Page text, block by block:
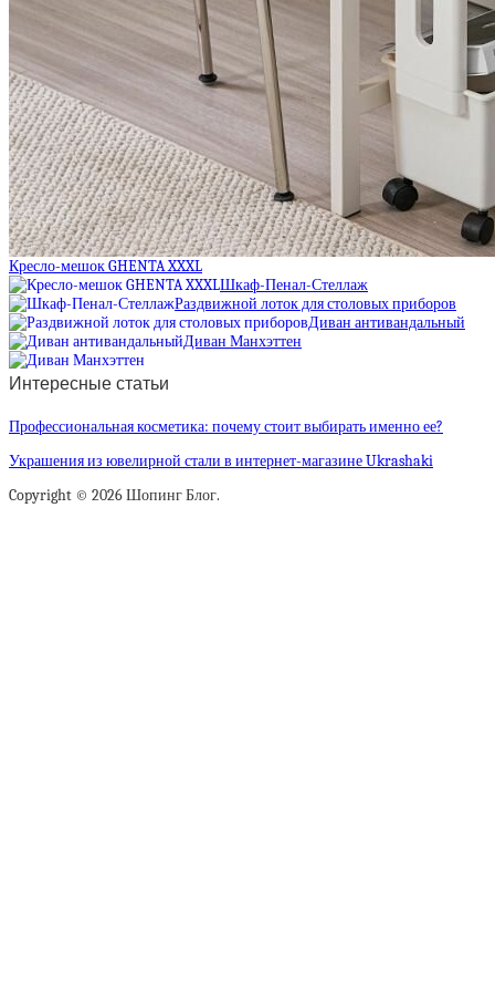
Кресло-мешок GHENTA XXXL
Шкаф-Пенал-Стеллаж
Раздвижной лоток для столовых приборов
Диван антивандальный
Диван Манхэттен
Интересные статьи
Профессиональная косметика: почему стоит выбирать именно ее?
Украшения из ювелирной стали в интернет-магазине Ukrashaki
Copyright © 2026 Шопинг Блог.